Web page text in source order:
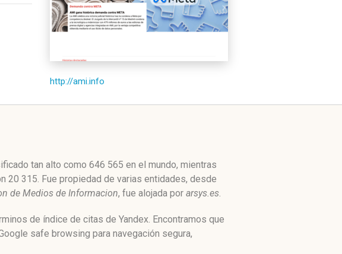
http://ami.info
tan alto como 646 565 en el mundo, mientras
20 315. Fue propiedad de varias entidades, desde
de Medios de Informacion, fue alojada por arsys.es.
de índice de citas de Yandex. Encontramos que
safe browsing para navegación segura,